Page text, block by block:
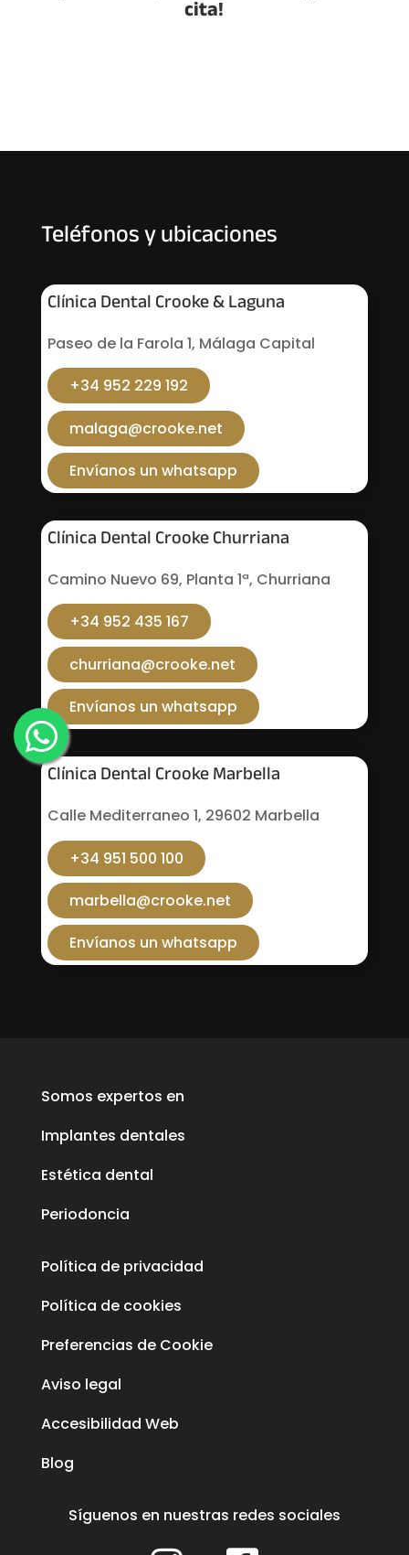
cita!
Teléfonos y ubicaciones
Clínica Dental Crooke & Laguna
Paseo de la Farola 1, Málaga Capital
+34 952 229 192
malaga@crooke.net
Envíanos un whatsapp
Clínica Dental Crooke Churriana
Camino Nuevo 69, Planta 1ª, Churriana
+34 952 435 167
churriana@crooke.net
Envíanos un whatsapp
Clínica Dental Crooke Marbella
Calle Mediterraneo 1, 29602 Marbella
+34 951 500 100
marbella@crooke.net
Envíanos un whatsapp
Somos expertos en
Implantes dentales
Estética dental
Periodoncia
Política de privacidad
Política de cookies
Preferencias de Cookie
Aviso legal
Accesibilidad Web
Blog
Síguenos en nuestras redes sociales